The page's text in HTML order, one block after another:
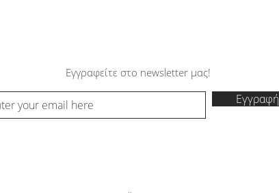
Εγγραφείτε στο newsletter μας!
Εγγραφή